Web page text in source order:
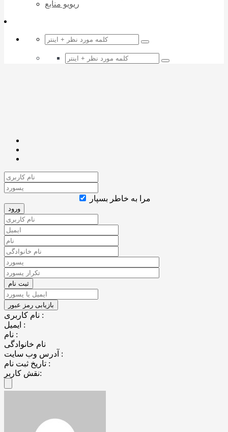
ریویو منابع
مرا به خاطر بسپار
نام کاربری :
ایمیل :
نام :
نام خانوادگی
آدرس وب سایت :
تاریخ ثبت نام :
نقش کاربر: